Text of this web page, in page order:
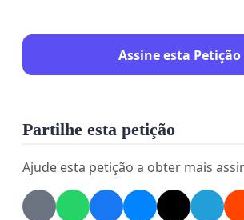
Assine esta Petição
Partilhe esta petição
Ajude esta petição a obter mais